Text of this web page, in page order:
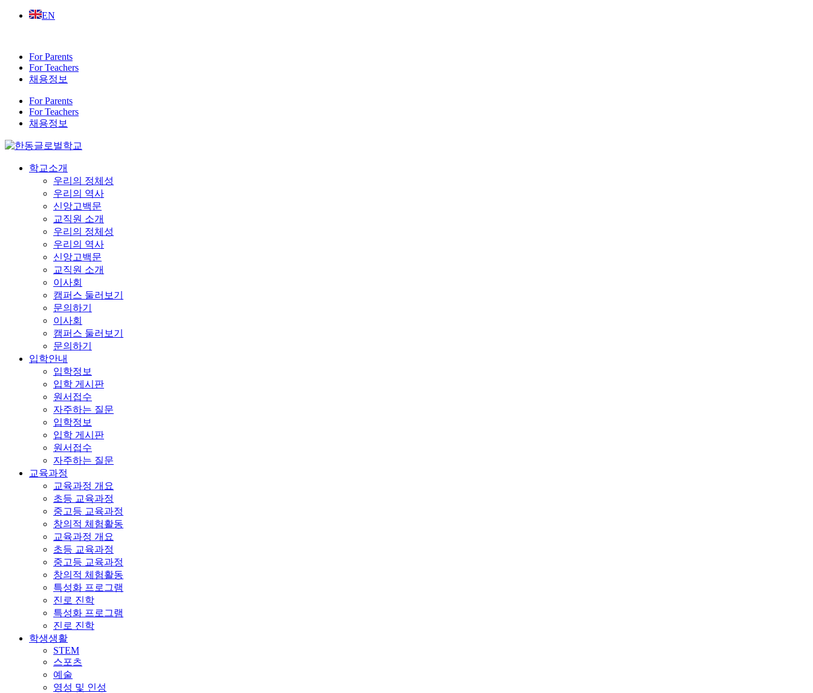
Skip
EN
For Parents
For Teachers
채용정보
For Parents
For Teachers
채용정보
학교소개
우리의 정체성
우리의 역사
신앙고백문
교직원 소개
우리의 정체성
우리의 역사
신앙고백문
교직원 소개
이사회
캠퍼스 둘러보기
문의하기
이사회
캠퍼스 둘러보기
문의하기
입학안내
입학정보
입학 게시판
원서접수
자주하는 질문
입학정보
입학 게시판
원서접수
자주하는 질문
교육과정
교육과정 개요
초등 교육과정
중고등 교육과정
창의적 체험활동
교육과정 개요
초등 교육과정
중고등 교육과정
창의적 체험활동
특성화 프로그램
진로 진학
특성화 프로그램
진로 진학
학생생활
STEM
스포츠
예술
영성 및 인성